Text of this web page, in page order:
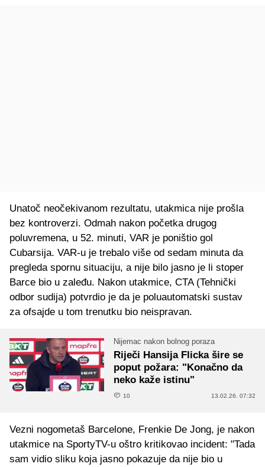
Unatoč neočekivanom rezultatu, utakmica nije prošla
bez kontroverzi. Odmah nakon početka drugog
poluvremena, u 52. minuti, VAR je poništio gol
Cubarsija. VAR-u je trebalo više od sedam minuta da
pregleda spornu situaciju, a nije bilo jasno je li stoper
Barce bio u zaleđu. Nakon utakmice, CTA (Tehnički
odbor sudija) potvrdio je da je poluautomatski sustav
za ofsajde u tom trenutku bio neispravan.
Nijemac nakon bolnog poraza
Riječi Hansija Flicka šire se
poput požara: "Konačno da
neko kaže istinu"
10 13.02.26. 07:32
Vezni nogometaš Barcelone, Frenkie De Jong, je nakon
utakmice na SportyTV-u oštro kritikovao incident: "Tada
sam vidio sliku koja jasno pokazuje da nije bio u